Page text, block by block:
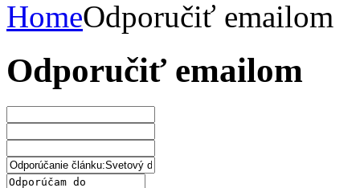
HomeOdporučiť emailom
Odporučiť emailom